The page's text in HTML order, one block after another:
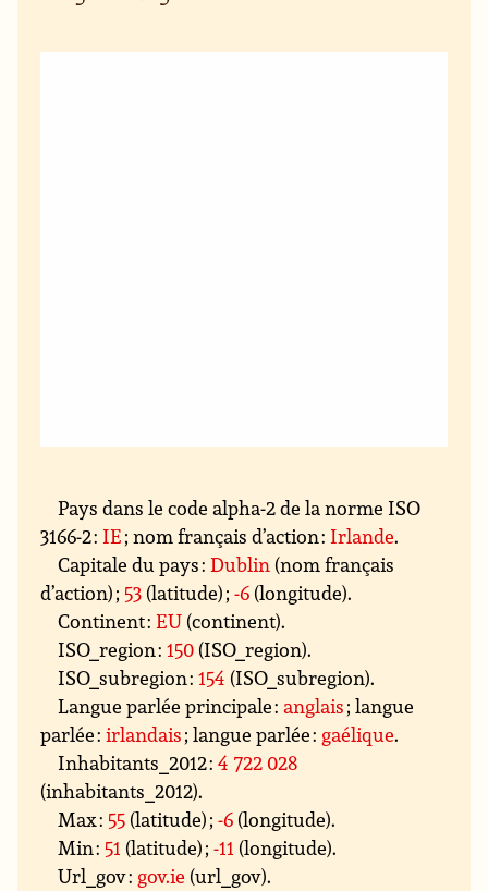
Pays dans le code alpha-2 de la norme ISO
3166-2 : IE; nom français d’action : Irlande.
Capitale du pays :Dublin (nom français
d’action) ; 53 (latitude) ;-6 (longitude).
Continent :EU (continent).
ISO_region :150 (ISO_region).
ISO_subregion :154 (ISO_subregion).
Langue parlée principale :anglais; langue
parlée :irlandais; langue parlée : gaélique.
Inhabitants_2012 :4 722 028
(inhabitants_2012).
Max : 55 (latitude) ;-6 (longitude).
Min : 51 (latitude) ;-11 (longitude).
Url_gov : gov.ie (url_gov).